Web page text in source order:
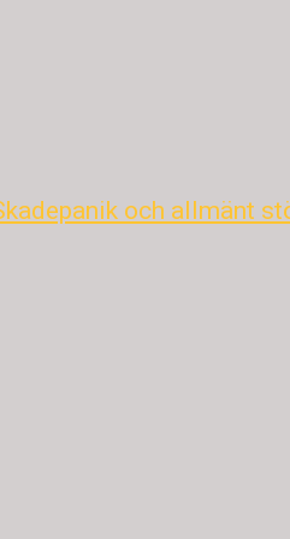
och allmänt